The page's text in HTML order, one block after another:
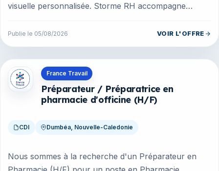
visuelle personnalisée. Storme RH accompagne
Publie le 05/08/2026 VOIR L'OFFRE
France Travail
Préparateur / Préparatrice en
pharmacie d'officine (H/F)
CDI Dumbéa, Nouvelle-Caledonie
Nous sommes à la recherche d'un Préparateur en
Offres en Nouvelle-Caledonie